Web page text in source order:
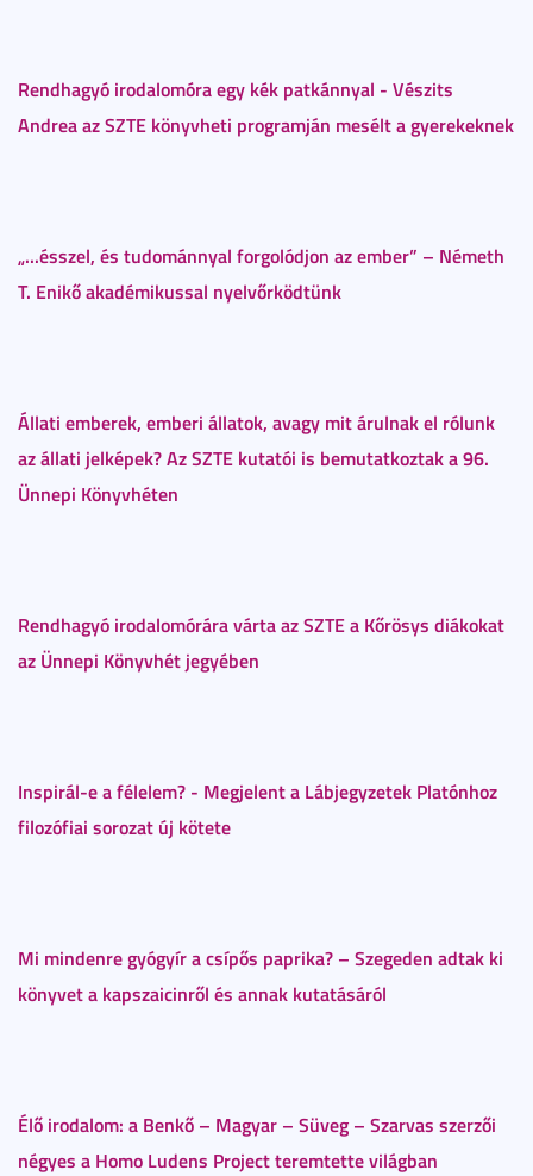
Rendhagyó irodalomóra egy kék patkánnyal - Vészits
Andrea az SZTE könyvheti programján mesélt a gyerekeknek
„...ésszel, és tudománnyal forgolódjon az ember” – Németh
T. Enikő akadémikussal nyelvőrködtünk
Állati emberek, emberi állatok, avagy mit árulnak el rólunk
az állati jelképek? Az SZTE kutatói is bemutatkoztak a 96.
Ünnepi Könyvhéten
Rendhagyó irodalomórára várta az SZTE a Kőrösys diákokat
az Ünnepi Könyvhét jegyében
Inspirál-e a félelem? - Megjelent a Lábjegyzetek Platónhoz
filozófiai sorozat új kötete
Mi mindenre gyógyír a csípős paprika? – Szegeden adtak ki
könyvet a kapszaicinről és annak kutatásáról
Élő irodalom: a Benkő – Magyar – Süveg – Szarvas szerzői
négyes a Homo Ludens Project teremtette világban